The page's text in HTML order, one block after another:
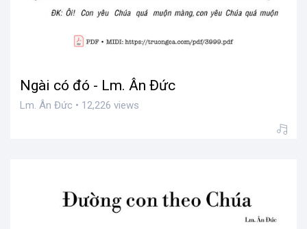
Ngài có đó - Lm. Ân Đức
Lm. Ân Đức • 12,226 views